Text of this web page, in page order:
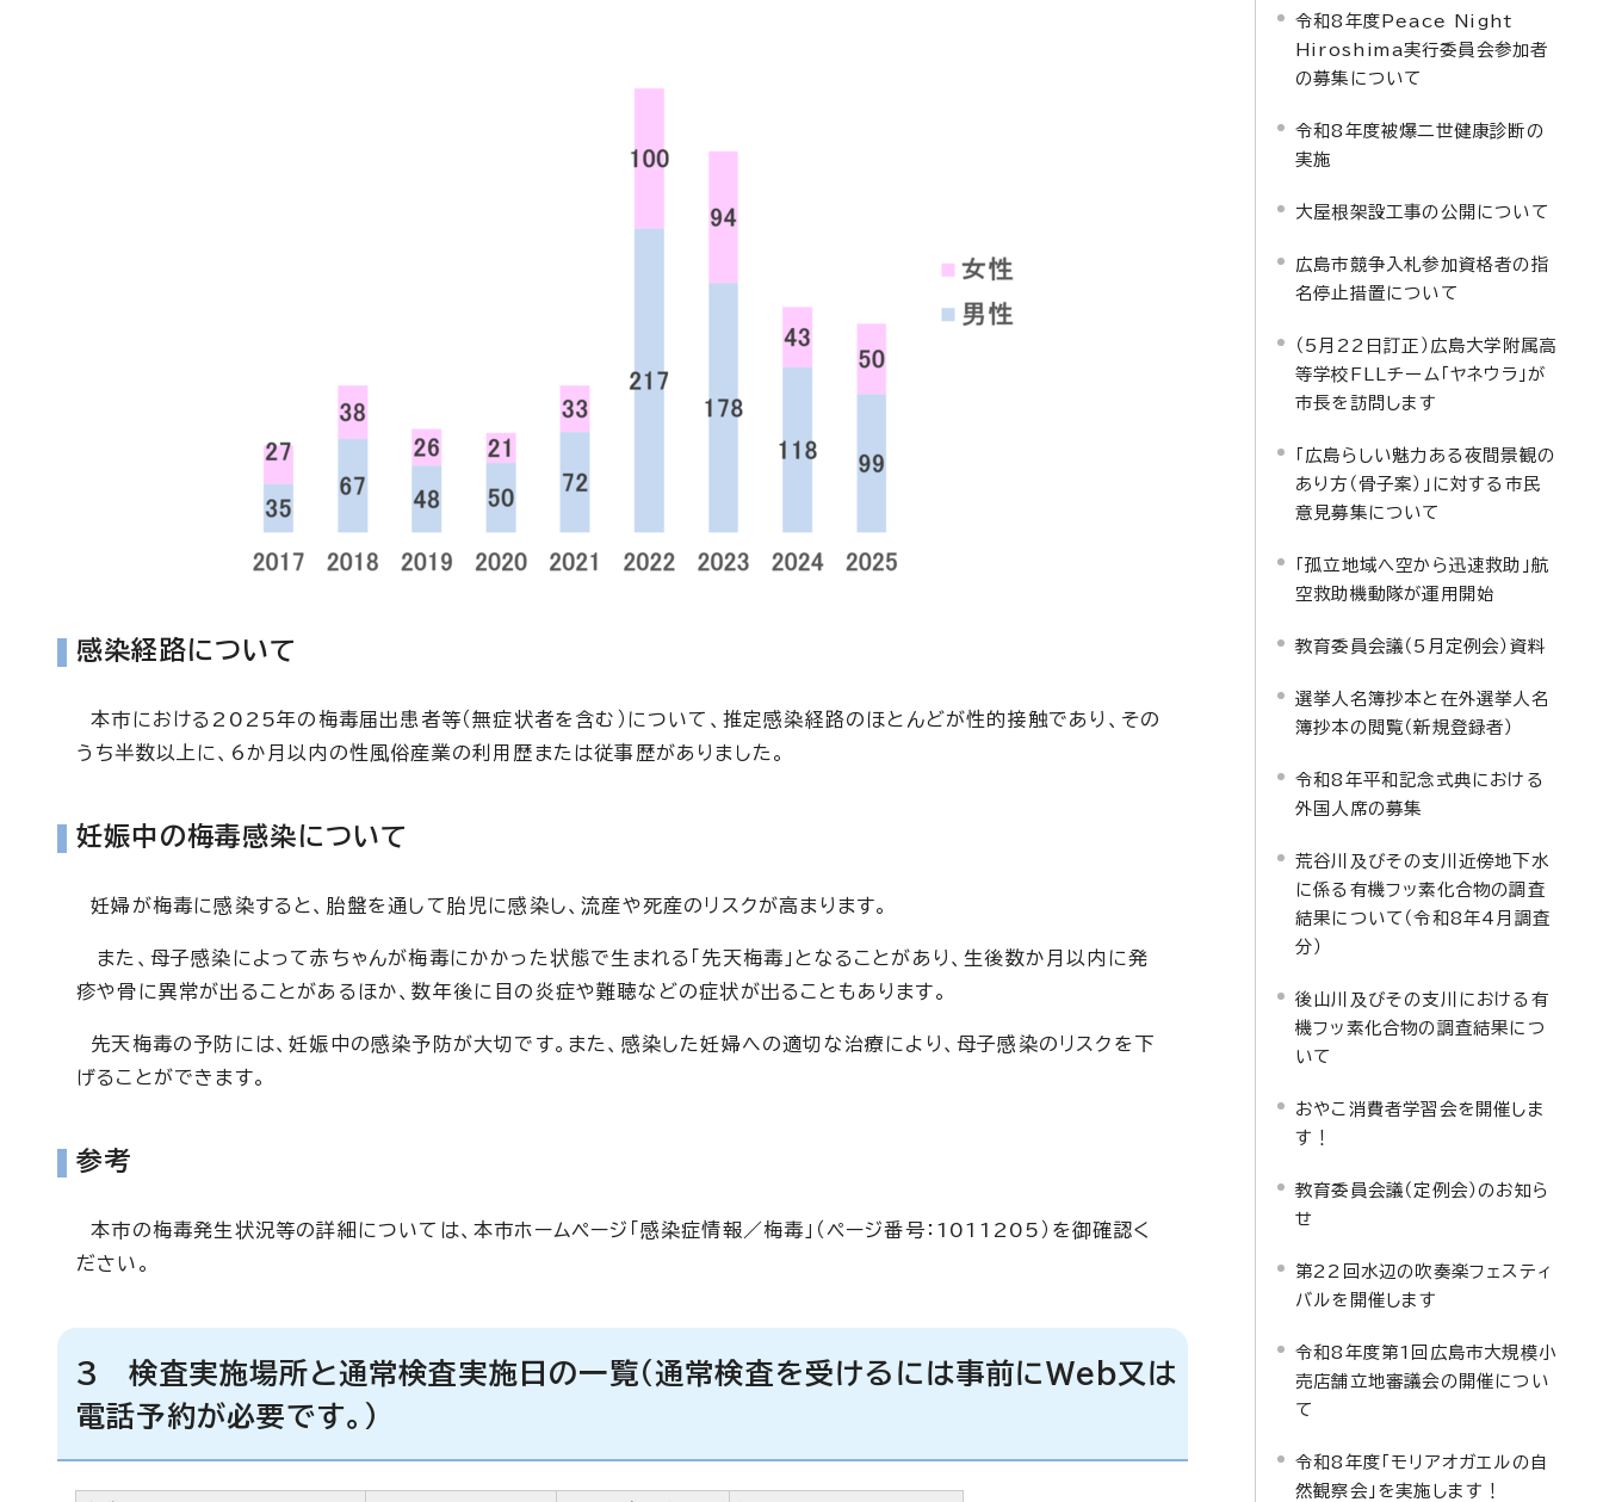
感染経路について
本市における2025年の梅毒届出患者等（無症状者を含む）について、推定感染経路のほとんどが性的接触であり、その
うち半数以上に、6か月以内の性風俗産業の利用歴または従事歴がありました。
妊娠中の梅毒感染について
妊婦が梅毒に感染すると、胎盤を通して胎児に感染し、流産や死産のリスクが高まります。
また、母子感染によって赤ちゃんが梅毒にかかった状態で生まれる「先天梅毒」となることがあり、生後数か月以内に発
疹や骨に異常が出ることがあるほか、数年後に目の炎症や難聴などの症状が出ることもあります。
先天梅毒の予防には、妊娠中の感染予防が大切です。また、感染した妊婦への適切な治療により、母子感染のリスクを下
げることができます。
参考
本市の梅毒発生状況等の詳細については、本市ホームページ「感染症情報／梅毒」（ページ番号：1011205）を御確認く
ださい。
3 検査実施場所と通常検査実施日の一覧（通常検査を受けるには事前にWeb又は
電話予約が必要です。）
令和8年度Peace Night
Hiroshima実行委員会参加者
の募集について
令和8年度被爆二世健康診断の
実施
大屋根架設工事の公開について
広島市競争入札参加資格者の指
名停止措置について
（5月22日訂正）広島大学附属高
等学校FLLチーム「ヤネウラ」が
市長を訪問します
「広島らしい魅力ある夜間景観の
あり方（骨子案）」に対する市民
意見募集について
「孤立地域へ空から迅速救助」航
空救助機動隊が運用開始
教育委員会議（5月定例会）資料
選挙人名簿抄本と在外選挙人名
簿抄本の閲覧（新規登録者）
令和8年平和記念式典における
外国人席の募集
荒谷川及びその支川近傍地下水
に係る有機フッ素化合物の調査
結果について（令和8年4月調査
分）
後山川及びその支川における有
機フッ素化合物の調査結果につ
いて
おやこ消費者学習会を開催しま
す！
教育委員会議（定例会）のお知ら
せ
第22回水辺の吹奏楽フェスティ
バルを開催します
令和8年度第1回広島市大規模小
売店舗立地審議会の開催につい
て
令和8年度「モリアオガエルの自
然観察会」を実施します！